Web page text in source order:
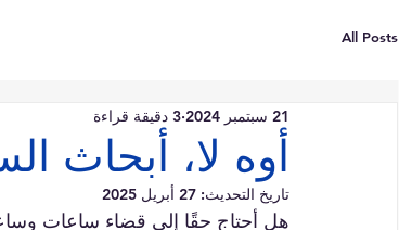
All Posts
أوه لا، أبحاث
21 سبتمبر 2024 3 دقيقة قراءة
تاريخ التحديث: 27 أبريل 2025